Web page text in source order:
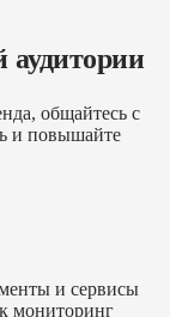
аудитории
общайтесь с
и повышайте
и сервисы
мониторинг